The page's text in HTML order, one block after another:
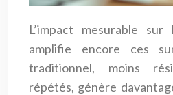
L’impact mesurable
amplifie encore ces
traditionnel, moins
répétés, génère